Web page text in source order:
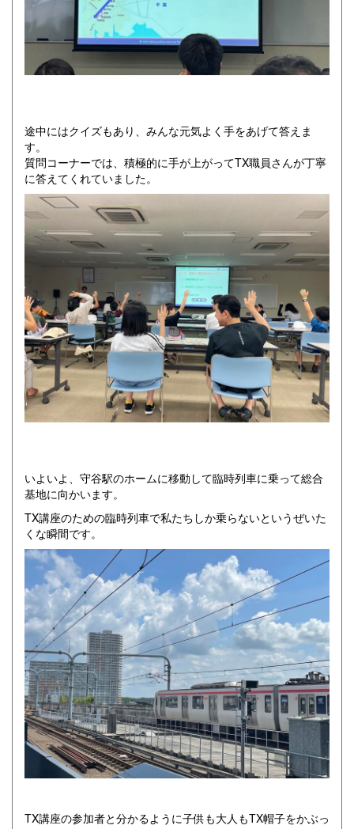
途中にはクイズもあり、みんな元気よく手をあげて答えま
す。
質問コーナーでは、積極的に手が上がってTX職員さんが丁寧
に答えてくれていました。
いよいよ、守谷駅のホームに移動して臨時列車に乗って総合
基地に向かいます。
TX講座のための臨時列車で私たちしか乗らないというぜいた
くな瞬間です。
TX講座の参加者と分かるように子供も大人もTX帽子をかぶっ